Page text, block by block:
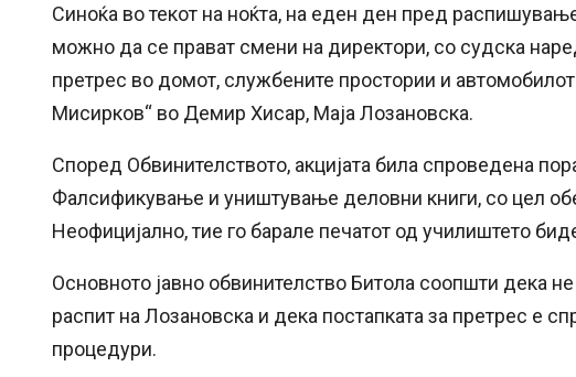
Синоќа во текот на ноќта, на еден ден пред
можно да се прават смени на директори, со судска
претрес во домот, службените простории и
Мисирков“ во Демир Хисар, Маја Лозановска.
Според Обвинителството, акцијата била спроведена
Фалсификување и уништување деловни книги, со цел
Неофицијално, тие го барале печатот од училиштето
Основното јавно обвинителство Битола соопшти дека
распит на Лозановска и дека постапката за претрес е
процедури.